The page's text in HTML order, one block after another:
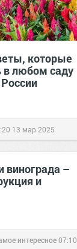
которые
в любом саду
13 мар 2025
винограда –
и
интересное07:10